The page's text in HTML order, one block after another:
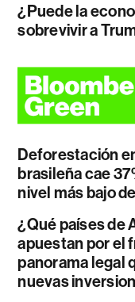
¿Puede la
sobrevivir a
Deforestación
brasileña cae
nivel más bajo
¿Qué países de
apuestan por el
panorama legal
nuevas